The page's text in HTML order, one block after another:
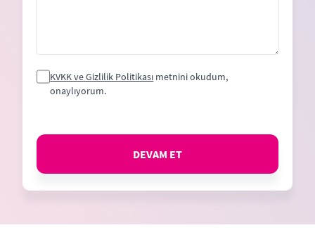
KVKK ve Gizlilik Politikası metnini okudum,
onaylıyorum.
DEVAM ET